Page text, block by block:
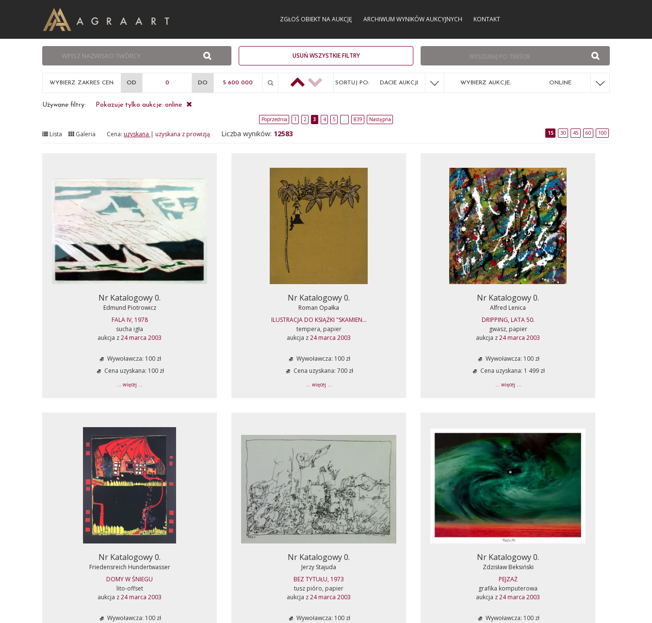
ZGŁOŚ OBIEKT NA AUKCJĘ ARCHIWUM WYNIKÓW AUKCYJNYCH KONTAKT
USUŃ WSZYSTKIE FILTRY
WYBIERZ ZAKRES CEN: OD DO SORTUJ PO: DACIE AUKCJI WYBIERZ AUKCJE: ONLINE
Używane filtry: Pokazuje tylko aukcje: online
Poprzednia 1 2 3 4 5 … 839 Następna
Lista Galeria Cena: uzyskana | uzyskana z prowizją Liczba wyników: 12583 15 30 45 60 100
Nr Katalogowy 0.
Edmund Piotrowicz
FALA IV, 1978
sucha igła
aukcja z24 marca 2003
Wywoławcza: 100 zł
Cena uzyskana: 100 zł
... więcej ...
Nr Katalogowy 0.
Roman Opałka
ILUSTRACJA DO KSIĄŻKI "SKAMIEN...
tempera, papier
aukcja z24 marca 2003
Wywoławcza: 100 zł
Cena uzyskana: 700 zł
... więcej ...
Nr Katalogowy 0.
Alfred Lenica
DRIPPING, LATA 50.
gwasz, papier
aukcja z24 marca 2003
Wywoławcza: 100 zł
Cena uzyskana: 1 499 zł
... więcej ...
Nr Katalogowy 0.
Friedensreich Hundertwasser
DOMY W ŚNIEGU
lito-offset
aukcja z24 marca 2003
Wywoławcza: 100 zł
Nr Katalogowy 0.
Jerzy Stajuda
BEZ TYTUŁU, 1973
tusz pióro, papier
aukcja z24 marca 2003
Wywoławcza: 100 zł
Nr Katalogowy 0.
Zdzisław Beksiński
PEJZAŻ
grafika komputerowa
aukcja z24 marca 2003
Wywoławcza: 100 zł